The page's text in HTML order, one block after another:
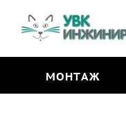
МОНТАЖ